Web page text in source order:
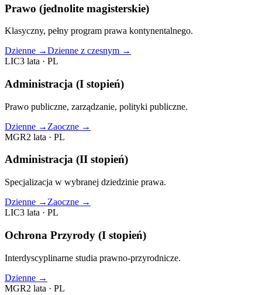
Prawo (jednolite magisterskie)
Klasyczny, pełny program prawa kontynentalnego.
Dzienne →Dzienne z czesnym →
LIC3 lata · PL
Administracja (I stopień)
Prawo publiczne, zarządzanie, polityki publiczne.
Dzienne → Zaoczne →
MGR2 lata · PL
Administracja (II stopień)
Specjalizacja w wybranej dziedzinie prawa.
Dzienne → Zaoczne →
LIC3 lata · PL
Ochrona Przyrody (I stopień)
Interdyscyplinarne studia prawno‑przyrodnicze.
Dzienne →
MGR2 lata · PL